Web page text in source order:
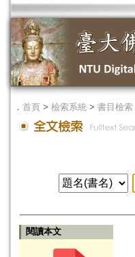
． 首頁 > 檢索系統 > 書目檢索
閱讀本文